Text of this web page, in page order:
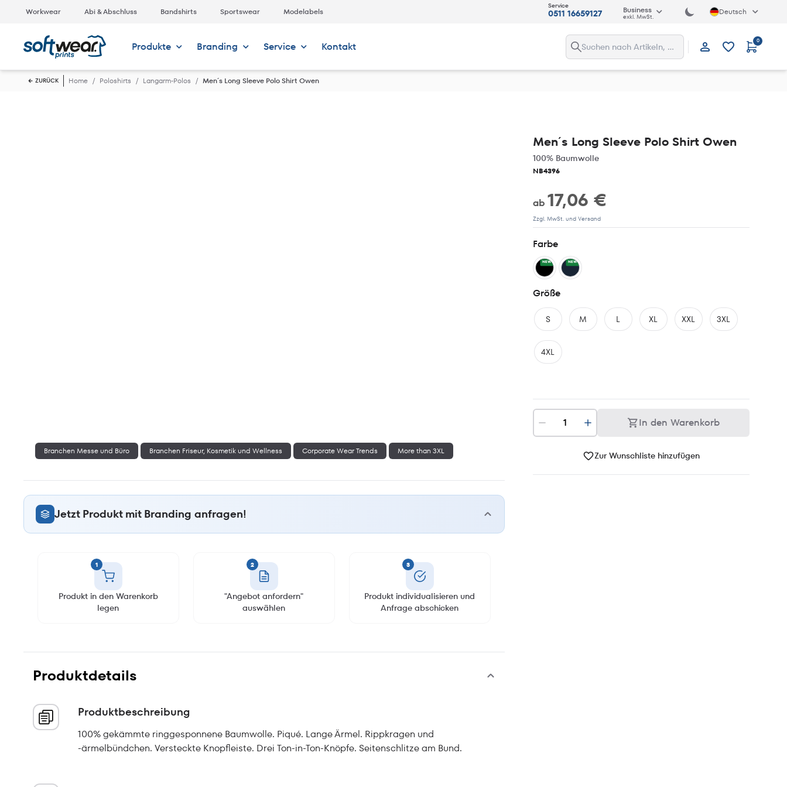
Workwear Abi & Abschluss Bandshirts Sportswear Modelabels
Service
0511 16659127 Business
exkl. MwSt. Deutsch
Produkte Branding Service Kontakt Anmelden
0
ZURÜCK Home Poloshirts Langarm-Polos Men´s Long Sleeve Polo Shirt Owen
Branchen Messe und Büro Branchen Friseur, Kosmetik und Wellness Corporate Wear Trends More than 3XL
Men´s Long Sleeve Polo Shirt Owen
100% Baumwolle
NB4396
ab 17,06 €
Zzgl. MwSt. und Versand
Farbe
NEW NEW
Größe
S M L XL XXL 3XL
4XL
In den Warenkorb
Zur Wunschliste hinzufügen
Jetzt Produkt mit Branding anfragen!
1
Produkt in den Warenkorb
legen
2
"Angebot anfordern"
auswählen
3
Produkt individualisieren und
Anfrage abschicken
Produktdetails
Produktbeschreibung
100% gekämmte ringgesponnene Baumwolle. Piqué. Lange Ärmel. Rippkragen und
-ärmelbündchen. Versteckte Knopfleiste. Drei Ton-in-Ton-Knöpfe. Seitenschlitze am Bund.